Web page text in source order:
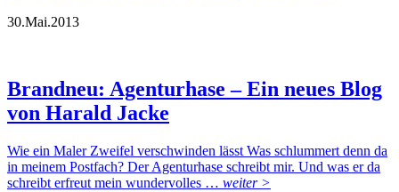
30.Mai.2013
Brandneu: Agenturhase – Ein neues Blog
von Harald Jacke
Wie ein Maler Zweifel verschwinden lässt Was schlummert denn da
in meinem Postfach? Der Agenturhase schreibt mir. Und was er da
schreibt erfreut mein wundervolles … weiter >